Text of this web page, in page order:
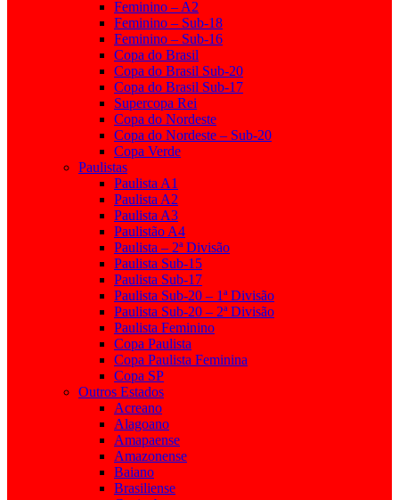
Feminino – A2
Feminino – Sub-18
Feminino – Sub-16
Copa do Brasil
Copa do Brasil Sub-20
Copa do Brasil Sub-17
Supercopa Rei
Copa do Nordeste
Copa do Nordeste – Sub-20
Copa Verde
Paulistas
Paulista A1
Paulista A2
Paulista A3
Paulistão A4
Paulista – 2ª Divisão
Paulista Sub-15
Paulista Sub-17
Paulista Sub-20 – 1ª Divisão
Paulista Sub-20 – 2ª Divisão
Paulista Feminino
Copa Paulista
Copa Paulista Feminina
Copa SP
Outros Estados
Acreano
Alagoano
Amapaense
Amazonense
Baiano
Brasiliense